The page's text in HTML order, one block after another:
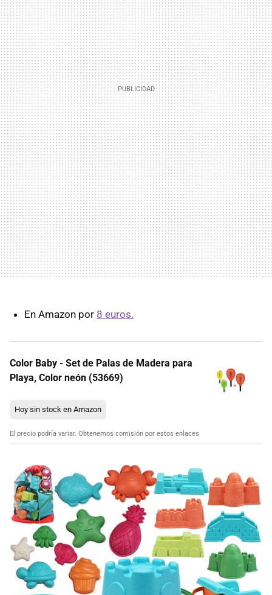
En Amazon por 8 euros.
Color Baby - Set de Palas de Madera para
Playa, Color neón (53669)
Hoy sin stock en Amazon
El precio podría variar. Obtenemos comisión por estos enlaces